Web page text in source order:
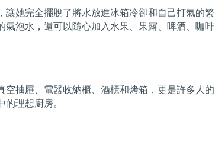
她完全擺脫了將水放進冰箱冷卻和自己打氣的繁
泡水，還可以隨心加入水果、果露、啤酒、咖啡
抽屜、電器收納櫃、酒櫃和烤箱，更是許多人的
理想廚房。